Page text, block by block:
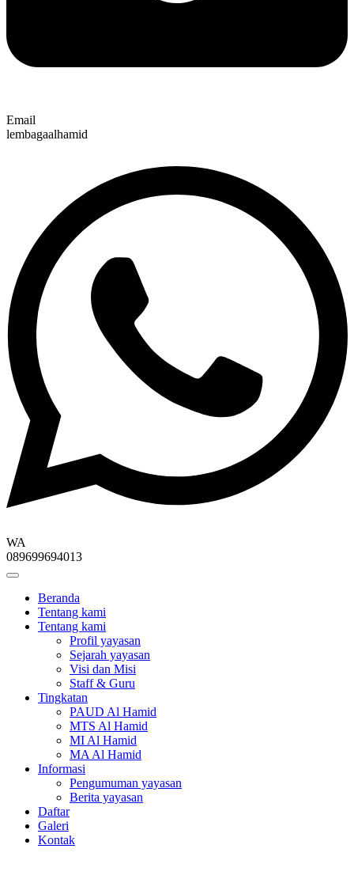
Email
lembagaalhamid
WA
089699694013
Beranda
Tentang kami
Tentang kami
Profil yayasan
Sejarah yayasan
Visi dan Misi
Staff & Guru
Tingkatan
PAUD Al Hamid
MTS Al Hamid
MI Al Hamid
MA Al Hamid
Informasi
Pengumuman yayasan
Berita yayasan
Daftar
Galeri
Kontak